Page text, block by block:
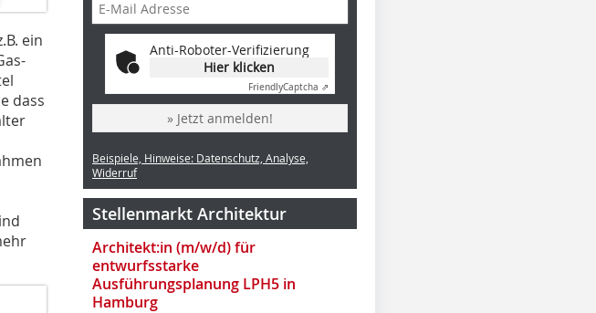
ein
dass
Anti-Roboter-Verifizierung
Hier klicken
FriendlyCaptcha ⇗
» Jetzt anmelden!
Beispiele, Hinweise: Datenschutz, Analyse,
Widerruf
Stellenmarkt Architektur
Architekt:in (m/w/d) für
entwurfsstarke
Ausführungsplanung LPH5 in
Hamburg